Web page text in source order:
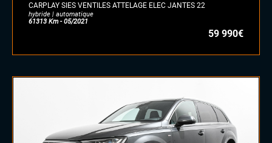
autre
CARPLAY SIES VENTILES ATTELAGE ELEC JANTES 22
hybride | automatique
61313 Km - 05/2021
59 990€